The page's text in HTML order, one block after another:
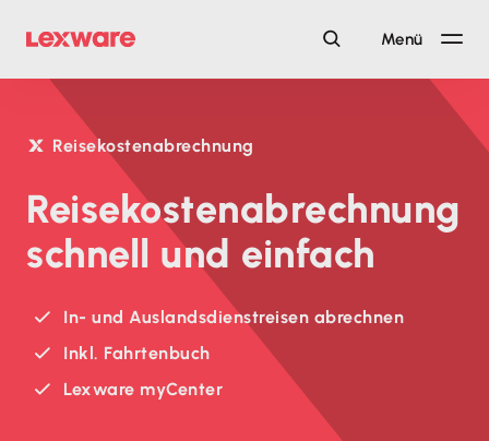
Menü
Reisekostenabrechnung
Reise­kosten­abrechnung
schnell und einfach
In- und Auslands­dienstreisen abrechnen
Inkl. Fahrtenbuch
Lexware myCenter